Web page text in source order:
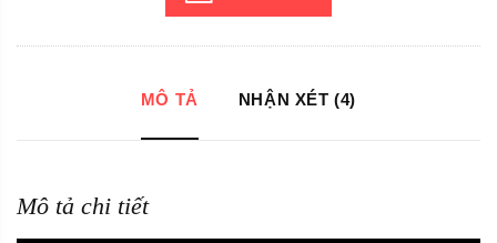
MÔ TẢ NHẬN XÉT (4)
Mô tả chi tiết